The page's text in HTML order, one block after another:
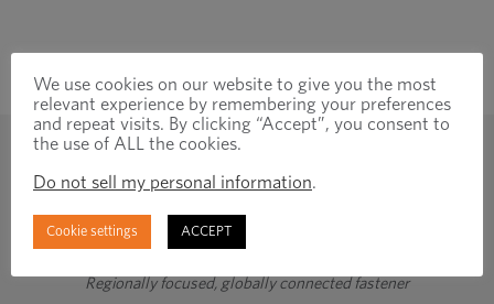
Regionally focused, globally connected fastener
We use cookies on our website to give you the most
relevant experience by remembering your preferences
and repeat visits. By clicking “Accept”, you consent to
the use of ALL the cookies.
Do not sell my personal information.
Cookie settings ACCEPT